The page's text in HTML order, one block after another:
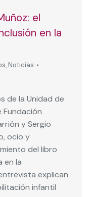
el
en la
, Noticias
de la Unidad de
Fundación
y Sergio
ocio y
del libro
en la
explican
infantil